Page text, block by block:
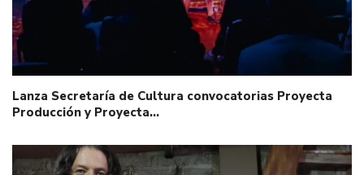
Lanza Secretaría de Cultura convocatorias Proyecta
Producción y Proyecta…